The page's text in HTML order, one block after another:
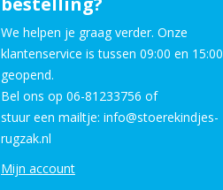
We helpen je graag verder. Onze
klantenservice is tussen 09:00 en 15:00
geopend.
Bel ons op 06-81233756 of
stuur een mailtje: info@stoerekindjes-
rugzak.nl
Mijn account